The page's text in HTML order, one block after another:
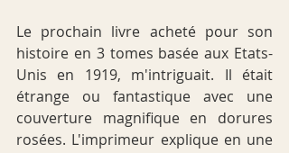
Le prochain livre acheté pour son
histoire en 3 tomes basée aux Etats-
Unis en 1919, m'intriguait. Il était
étrange ou fantastique avec une
couverture magnifique en dorures
rosées. L'imprimeur explique en une